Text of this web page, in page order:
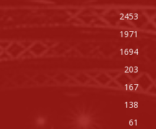
2453
1971
1694
203
167
138
61